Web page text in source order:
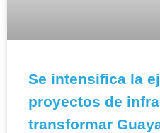
Se intensifica la
proyectos de
transformar